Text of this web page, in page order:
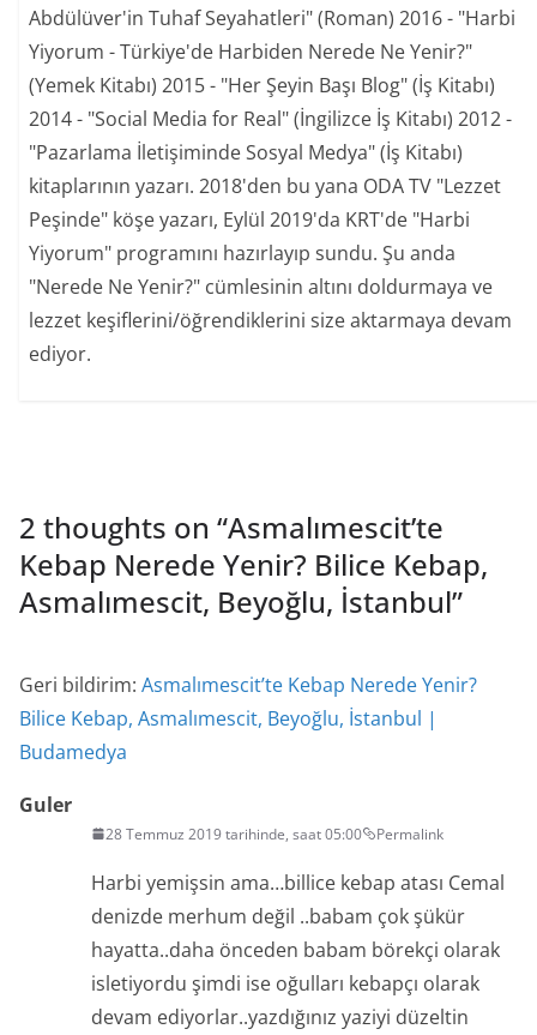
Abdülüver'in Tuhaf Seyahatleri" (Roman) 2016 - "Harbi
Yiyorum - Türkiye'de Harbiden Nerede Ne Yenir?"
(Yemek Kitabı) 2015 - "Her Şeyin Başı Blog" (İş Kitabı)
2014 - "Social Media for Real" (İngilizce İş Kitabı) 2012 -
"Pazarlama İletişiminde Sosyal Medya" (İş Kitabı)
kitaplarının yazarı. 2018'den bu yana ODA TV "Lezzet
Peşinde" köşe yazarı, Eylül 2019'da KRT'de "Harbi
Yiyorum" programını hazırlayıp sundu. Şu anda
"Nerede Ne Yenir?" cümlesinin altını doldurmaya ve
lezzet keşiflerini/öğrendiklerini size aktarmaya devam
ediyor.
2 thoughts on “Asmalımescit’te
Kebap Nerede Yenir? Bilice Kebap,
Asmalımescit, Beyoğlu, İstanbul”
Geri bildirim: Asmalımescit’te Kebap Nerede Yenir?
Bilice Kebap, Asmalımescit, Beyoğlu, İstanbul |
Budamedya
Guler
28 Temmuz 2019 tarihinde, saat 05:00 Permalink
Harbi yemişsin ama…billice kebap atası Cemal
denizde merhum değil ..babam çok şükür
hayatta..daha önceden babam börekçi olarak
isletiyordu şimdi ise oğulları kebapçı olarak
devam ediyorlar..yazdığınız yaziyi düzeltin